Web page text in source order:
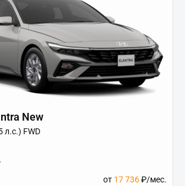
New
л.с.) FWD
от 17 736₽/мес.